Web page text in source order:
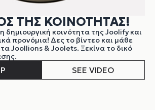
ΤΗΣ ΚΟΙΝΟΤΗΤΑΣ!
δημιουργική κοινότητα της Joolify και
προνόμια! Δες το βίντεο και μάθε
Joollions & Joolets. Ξεκίνα το δικό
SEE VIDEO